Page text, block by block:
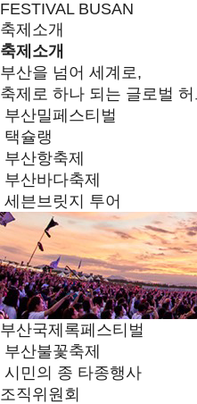
FESTIVAL BUSAN
축제소개
축제소개
부산을 넘어 세계로,
축제로 하나 되는 글로벌
부산밀페스티벌
택슐랭
부산항축제
부산바다축제
세븐브릿지 투어
부산국제록페스티벌
부산불꽃축제
시민의 종 타종행사
조직위원회